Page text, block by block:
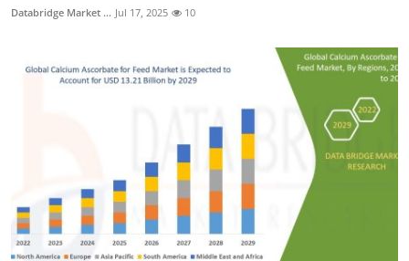
Databridge Market ... Jul 17, 2025 10